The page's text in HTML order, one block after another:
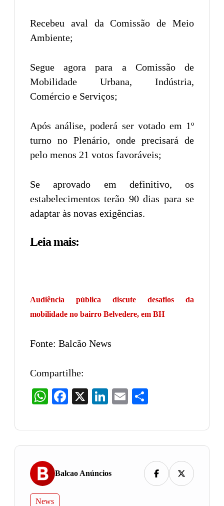
Recebeu aval da Comissão de Meio
Ambiente;
Segue agora para a Comissão de
Mobilidade Urbana, Indústria,
Comércio e Serviços;
Após análise, poderá ser votado em 1º
turno no Plenário, onde precisará de
pelo menos 21 votos favoráveis;
Se aprovado em definitivo, os
estabelecimentos terão 90 dias para se
adaptar às novas exigências.
Leia mais:
Audiência pública discute desafios da
mobilidade no bairro Belvedere, em BH
Fonte: Balcão News
Compartilhe:
WhatsAppFacebook LinkedIn
Email
Balcao Anúncios
News